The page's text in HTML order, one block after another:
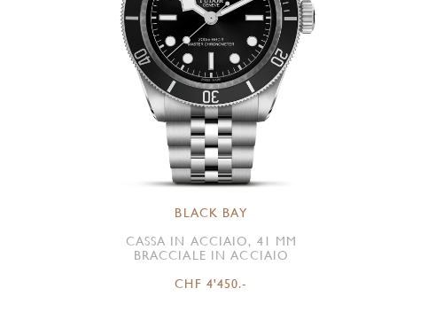
BLACK BAY
CASSA IN ACCIAIO, 41 MM
BRACCIALE IN ACCIAIO
CHF 4'450.-